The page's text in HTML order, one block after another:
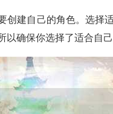
创建自己的角色。选择
确保你选择了适合自己